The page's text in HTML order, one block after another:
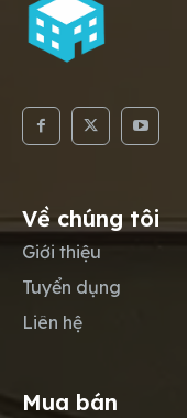
Về chúng tôi
Giới thiệu
Tuyển dụng
Liên hệ
Mua bán